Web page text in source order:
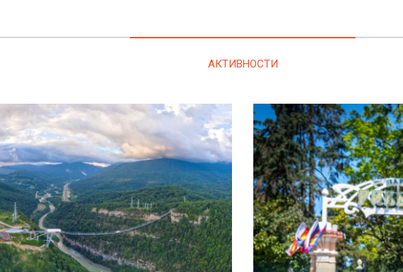
АКТИВНОСТИ